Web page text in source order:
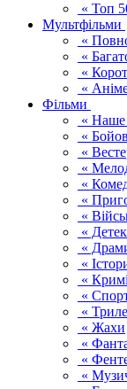
« Топ
Мультфільми
«
«
«
«
Фільми
« Наше
«
«
«
«
«
«
«
«
«
«
«
«
« Жахи
«
«
«